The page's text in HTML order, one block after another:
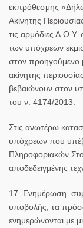
εκπρόθεσμης
Ακίνητης
τις αρμόδιες Δ.Ο.Υ.
των υπόχρεων
στον προηγούμενο
ακίνητης
βεβαιώνουν στον
του ν. 4174/2013.
Στις ανωτέρω
υπόχρεων που
Πληροφοριακών
αποδεδειγμένης
17. Ενημέρωση
υποβολής, τα
ενημερώνονται με